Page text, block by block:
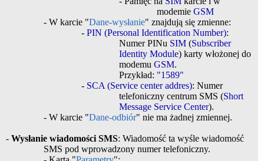
modemie GSM
- W karcie "Dane-wysłanie" znajdują się zmienne:
- PIN (Personal Identification Number):
Numer PINu SIM (Subscriber
Identity Module) karty włożonej do
modemu GSM.
Przykład: "1589"
- SCA (Service center addres): Numer
telefoniczny centrum SMS (Short
Message Service Center).
- W karcie "Dane-odbiór" nie ma żadnej zmiennej.
- Wysłanie wiadomości SMS: Wiadomość ta wyśle wiadomość
SMS pod wprowadzony numer telefoniczny.